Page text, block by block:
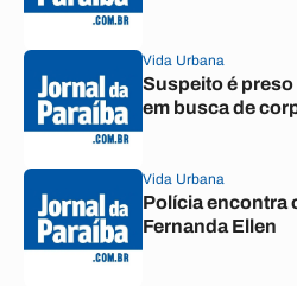
Vida Urbana
Suspeito é
em busca de
Vida Urbana
Polícia encontra
Fernanda Ellen